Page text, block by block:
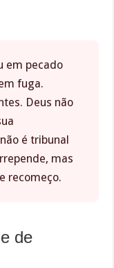
em pecado
fuga.
Deus não
é tribunal
mas
recomeço.
de